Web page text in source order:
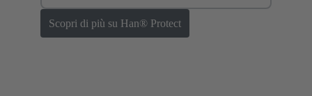
Scopri di più su Han® Protect